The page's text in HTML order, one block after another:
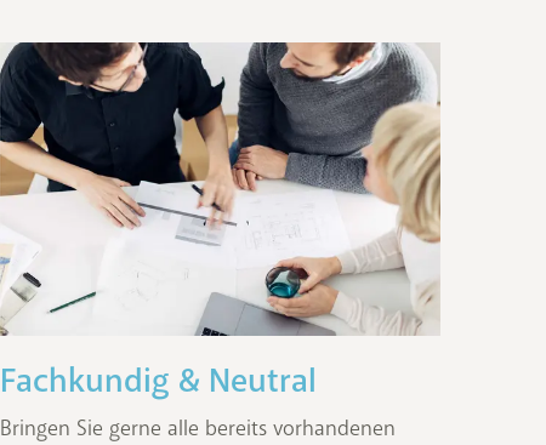
Fachkundig & Neutral
Bringen Sie gerne alle bereits vorhandenen